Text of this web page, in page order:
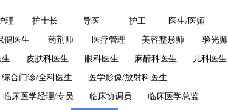
理 护士长 导医 护工 医生/医师
健医生 药剂师 医疗管理 美容整形师 验光师
生 皮肤科医生 眼科医生 麻醉科医生 儿科医生
综合门诊/全科医生 医学影像/放射科医生
临床医学经理/专员 临床协调员 临床医学总监